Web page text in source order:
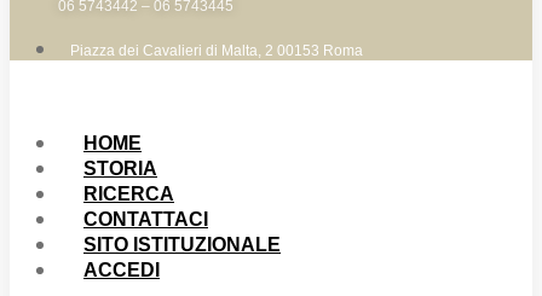
06 5743442 – 06 5743445
Piazza dei Cavalieri di Malta, 2 00153 Roma
HOME
STORIA
RICERCA
CONTATTACI
SITO ISTITUZIONALE
ACCEDI